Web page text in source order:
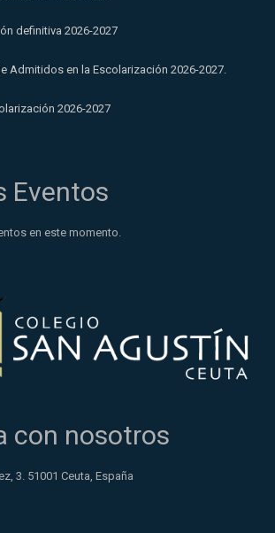
definitiva 2026-2027
Admitidos en la Escolarización 2026-2027.
2026-2027
Eventos
en este momento.
con nosotros
3. 51001 Ceuta, España